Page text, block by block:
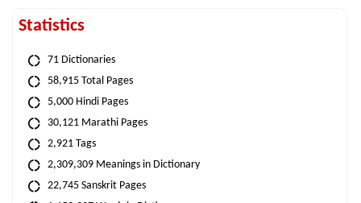
Statistics
71 Dictionaries
58,915 Total Pages
5,000 Hindi Pages
30,121 Marathi Pages
2,921 Tags
2,309,309 Meanings in Dictionary
22,745 Sanskrit Pages